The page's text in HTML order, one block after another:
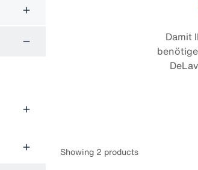
Damit
Showing 2 products